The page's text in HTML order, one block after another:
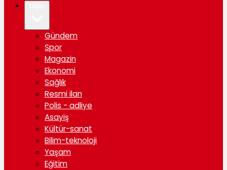
Gündem
Spor
Magazin
Ekonomi
Sağlık
Resmi ilan
Polis - adliye
Asayiş
Kültür-sanat
Bilim-teknoloji
Yaşam
Eğitim